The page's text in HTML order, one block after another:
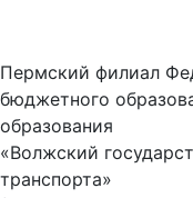
Пермский филиал
бюджетного
образования
«Волжский
транспорта»